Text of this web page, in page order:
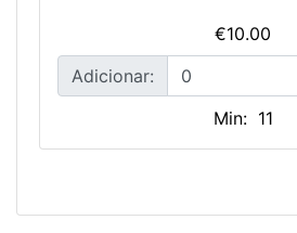
€10.00
Adicionar:
Min: 11